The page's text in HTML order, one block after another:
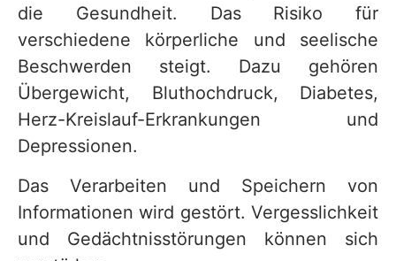
die Gesundheit. Das Risiko für
verschiedene körperliche und seelische
Beschwerden steigt. Dazu gehören
Übergewicht, Bluthochdruck, Diabetes,
Herz-Kreislauf-Erkrankungen und
Depressionen.
Das Verarbeiten und Speichern von
Informationen wird gestört. Vergesslichkeit
und Gedächtnisstörungen können sich